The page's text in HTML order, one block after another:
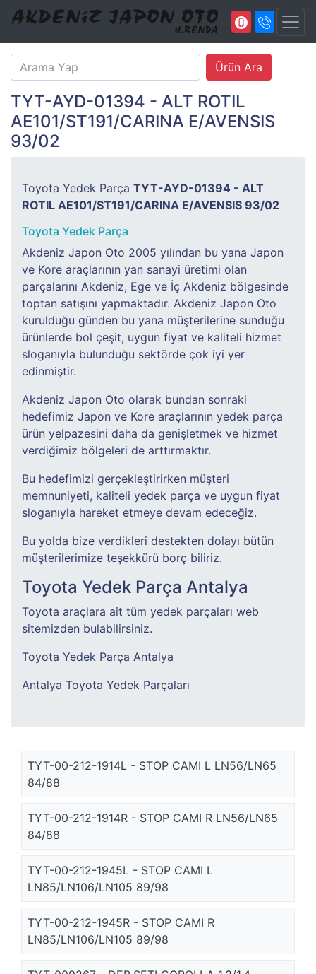
TYT-AYD-01394 - ALT ROTIL
AE101/ST191/CARINA E/AVENSIS
93/02
Toyota Yedek Parça TYT-AYD-01394 - ALT
ROTIL AE101/ST191/CARINA E/AVENSIS 93/02
Toyota Yedek Parça
Akdeniz Japon Oto 2005 yılından bu yana Japon
ve Kore araçlarının yan sanayi üretimi olan
parçalarını Akdeniz, Ege ve İç Akdeniz bölgesinde
toptan satışını yapmaktadır. Akdeniz Japon Oto
kurulduğu günden bu yana müşterilerine sunduğu
ürünlerde bol çeşit, uygun fiyat ve kaliteli hizmet
sloganıyla bulunduğu sektörde çok iyi yer
edinmiştir.
Akdeniz Japon Oto olarak bundan sonraki
hedefimiz Japon ve Kore araçlarının yedek parça
ürün yelpazesini daha da genişletmek ve hizmet
verdiğimiz bölgeleri de arttırmaktır.
Bu hedefimizi gerçekleştirirken müşteri
memnuniyeti, kaliteli yedek parça ve uygun fiyat
sloganıyla hareket etmeye devam edeceğiz.
Bu yolda bize verdikleri destekten dolayı bütün
müşterilerimize teşekkürü borç biliriz.
Toyota Yedek Parça Antalya
Toyota araçlara ait tüm yedek parçaları web
sitemizden bulabilirsiniz.
Toyota Yedek Parça Antalya
Antalya Toyota Yedek Parçaları
TYT-00-212-1914L - STOP CAMI L LN56/LN65
84/88
TYT-00-212-1914R - STOP CAMI R LN56/LN65
84/88
TYT-00-212-1945L - STOP CAMI L
LN85/LN106/LN105 89/98
TYT-00-212-1945R - STOP CAMI R
LN85/LN106/LN105 89/98